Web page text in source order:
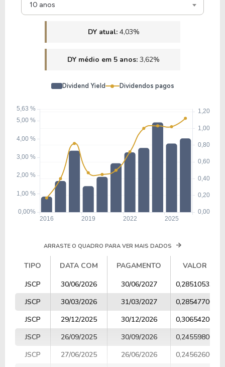
10 anos
DY atual: 4,03%
DY médio em 5 anos: 3,62%
Dividend Yield Dividendos pagos
ARRASTE O QUADRO PARA VER MAIS DADOS
TIPO DATA COM PAGAMENTO
VALOR
TIPO
DATA COM PAGAMENTO VALOR
JSCP 30/06/2026 30/06/2027
0,28510533
JSCP
30/03/2026 31/03/2027
0,28547700
JSCP
29/12/2025 30/12/2026
0,30654200
JSCP
26/09/2025 30/09/2026
0,24559800
JSCP
27/06/2025 26/06/2026
0,24562600